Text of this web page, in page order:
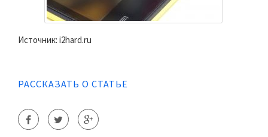
Источник: i2hard.ru
РАССКАЗАТЬ О СТАТЬЕ